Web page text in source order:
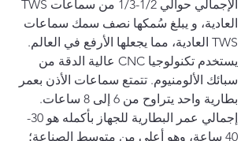
العادية، و يبلغ سُمكها نصف سمك سماعات
TWS العادية، مما يجعلها الأرفع في العالم.
يستخدم تكنولوجيا CNC عالية الدقة من
سبائك الألومنيوم. تتمتع سماعات الأذن بعمر
بطارية واحد يتراوح من 6 إلى 8 ساعات.
إجمالي عمر البطارية للجهاز بأكمله هو 30-
40 ساعة، وهو أعلى من متوسط الصناعة؛